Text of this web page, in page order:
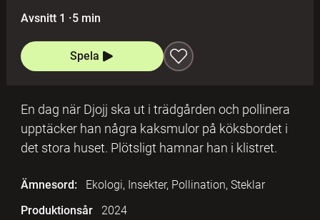
Avsnitt 1 ·5 min
Spela
En dag när Djojj ska ut i trädgården och pollinera
upptäcker han några kaksmulor på köksbordet i
det stora huset. Plötsligt hamnar han i klistret.
Ämnesord:
Ekologi, Insekter, Pollination, Steklar
Produktionsår
2024